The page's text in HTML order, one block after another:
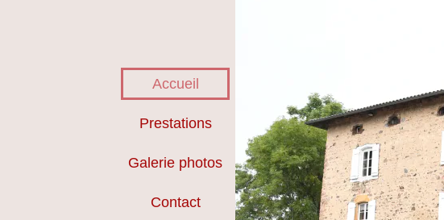
Accueil
Prestations
Galerie photos
Contact